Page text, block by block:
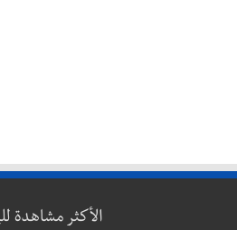
الأكثر مشاهدة